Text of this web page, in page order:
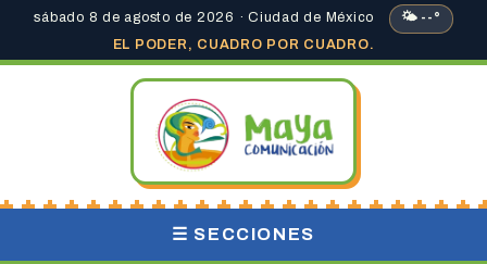
sábado 8 de agosto de 2026 · Ciudad de México
🌤 --°
EL PODER, CUADRO POR CUADRO.
☰ SECCIONES